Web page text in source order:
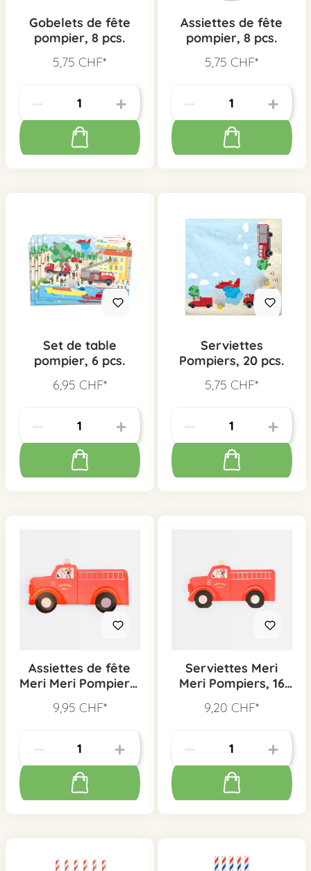
Gobelets de fête
pompier, 8 pcs.
5,75 CHF*
Assiettes de fête
pompier, 8 pcs.
5,75 CHF*
Set de table
pompier, 6 pcs.
6,95 CHF*
Serviettes
Pompiers, 20 pcs.
5,75 CHF*
Assiettes de fête
Meri Meri Pompiers,
9,95 CHF*
Serviettes Meri
Meri Pompiers, 16
9,20 CHF*